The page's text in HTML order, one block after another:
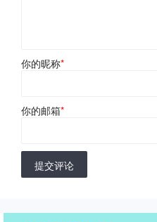
你的昵称*
你的邮箱*
提交评论